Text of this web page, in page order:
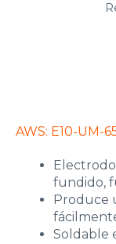
AWS: E10-UM-
fundido,
Produce
Soldable